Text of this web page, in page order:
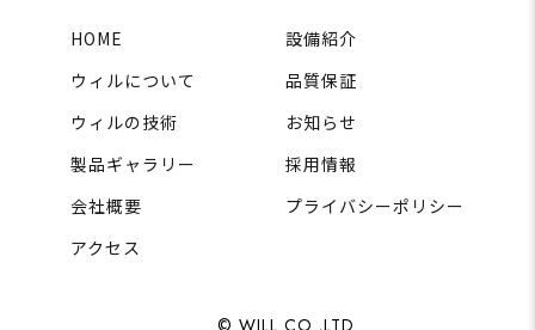
HOME
ウィルについて
ウィルの技術
製品ギャラリー
会社概要
アクセス
設備紹介
品質保証
お知らせ
採用情報
プライバシーポリシー
© WILL CO.,LTD